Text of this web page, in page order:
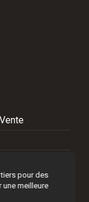
pour des
meilleure